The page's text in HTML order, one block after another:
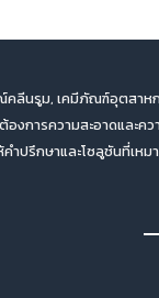
ลีนรูม, เคมีภัณฑ์อุตสาห
การความสะอาดและคว
ปรึกษาและโซลูชันที่เห